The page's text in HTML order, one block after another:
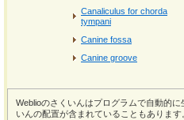
Canaliculus for chorda
tympani
Canine fossa
Canine groove
Weblioのさくいんはプログラムで自動的
いんの配置が含まれていることもあります